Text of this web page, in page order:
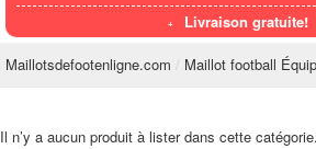
Livraison gratuite!
Maillotsdefootenligne.com Maillot football
Il n’y a aucun produit à lister dans cette catégorie.